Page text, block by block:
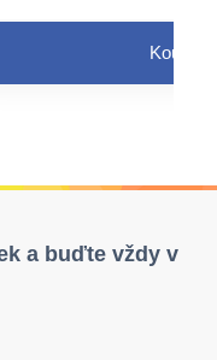
využít perforovaný
neaktivuje se
Koupit
a buďte vždy v